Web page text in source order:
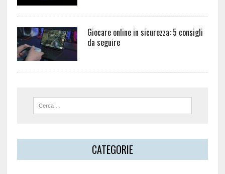
Giocare online in sicurezza: 5 consigli
da seguire
CATEGORIE